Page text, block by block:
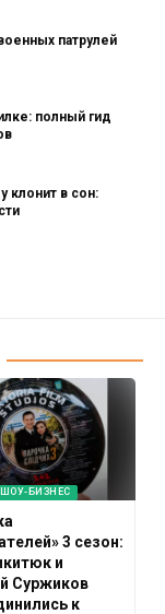
патрулей
полный гид
клонит в сон:
ШОУ-БИЗНЕС
3 сезон:
и
Суржиков
к